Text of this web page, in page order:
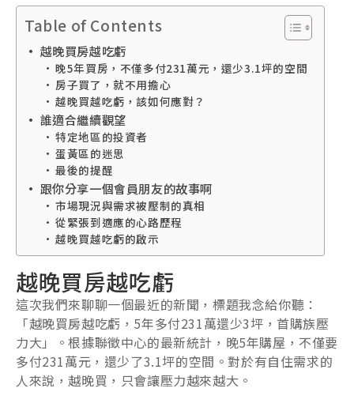
Table of Contents
越晚買房越吃虧
晚5年買房，不僅多付231萬元，還少3.1坪的空間
房子買了，就不用擔心
越晚買越吃虧，該如何應對？
誰適合繼續觀望
特定地區的投資者
蛋黃區的迷思
最後的提醒
跟你分享一個會員朋友的故事啊
市場現況與需求被壓制的真相
從緊張到適應的心路歷程
越晚買越吃虧的啟示
越晚買房越吃虧
這次我們來聊聊一個最近的新聞，標題我念給你聽：
「越晚買房越吃虧，5年多付231萬還少3坪，首購族壓
力大」。根據聯徵中心的最新統計，晚5年購屋，不僅要
多付231萬元，還少了3.1坪的空間。對於有自住需求的
人來說，越晚買，只會讓壓力越來越大。